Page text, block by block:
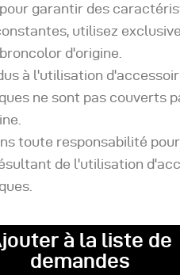
garantir des
utilisez
d'origine.
à l'utilisation
ne sont pas couverts
toute responsabilité
de l'utilisation
à la liste de
demandes